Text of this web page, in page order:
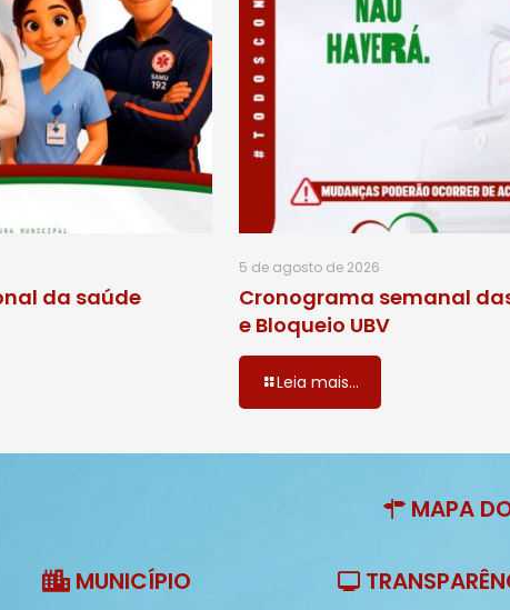
da saúde
5 de agosto de 2026
Cronograma semanal
e Bloqueio UBV
Leia mais...
MAPA
MUNICÍPIO